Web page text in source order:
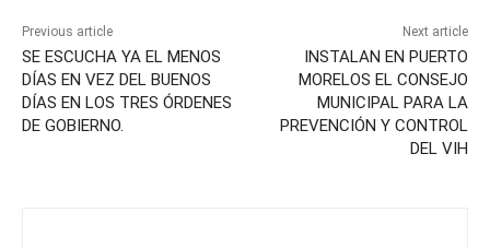
Previous article
SE ESCUCHA YA EL MENOS
DÍAS EN VEZ DEL BUENOS
DÍAS EN LOS TRES ÓRDENES
DE GOBIERNO.
Next article
INSTALAN EN PUERTO
MORELOS EL CONSEJO
MUNICIPAL PARA LA
PREVENCIÓN Y CONTROL
DEL VIH